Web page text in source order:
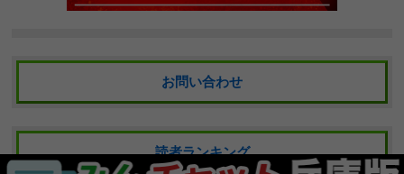
お問い合わせ
読者ランキング